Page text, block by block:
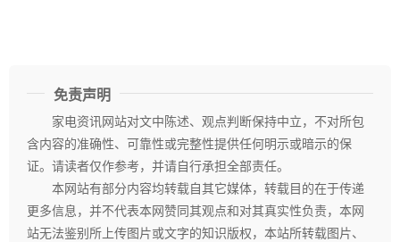
免责声明
家电资讯网站对文中陈述、观点判断保持中立，不对所包
含内容的准确性、可靠性或完整性提供任何明示或暗示的保
证。请读者仅作参考，并请自行承担全部责任。
本网站有部分内容均转载自其它媒体，转载目的在于传递
更多信息，并不代表本网赞同其观点和对其真实性负责，本网
站无法鉴别所上传图片或文字的知识版权，本站所转载图片、